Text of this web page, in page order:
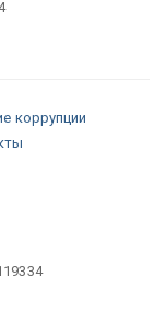
коррупции